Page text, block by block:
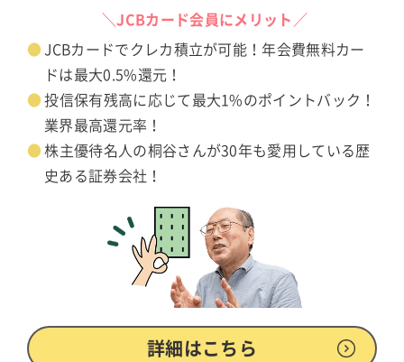
＼JCBカード会員にメリット／
JCBカードでクレカ積立が可能！年会費無料カー
ドは最大0.5%還元！
投信保有残高に応じて最大1%のポイントバック！
業界最高還元率！
株主優待名人の桐谷さんが30年も愛用している歴
史ある証券会社！
詳細はこちら